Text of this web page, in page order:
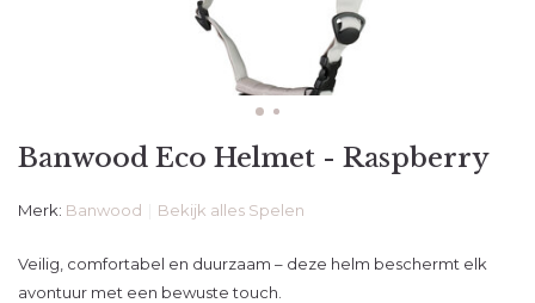
Banwood Eco Helmet - Raspberry
Merk: Banwood Bekijk alles Spelen
Veilig, comfortabel en duurzaam – deze helm beschermt elk
avontuur met een bewuste touch.